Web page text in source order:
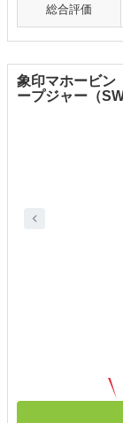
総合評価
象印マホービン
ープジャー（